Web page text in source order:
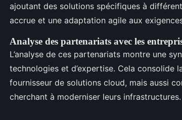
ajoutant des solutions spécifiques à
accrue et une adaptation agile aux
Analyse des partenariats avec les
L’analyse de ces partenariats montre une
technologies et d’expertise. Cela
fournisseur de solutions cloud, mais aussi
cherchant à moderniser leurs infrastructures.